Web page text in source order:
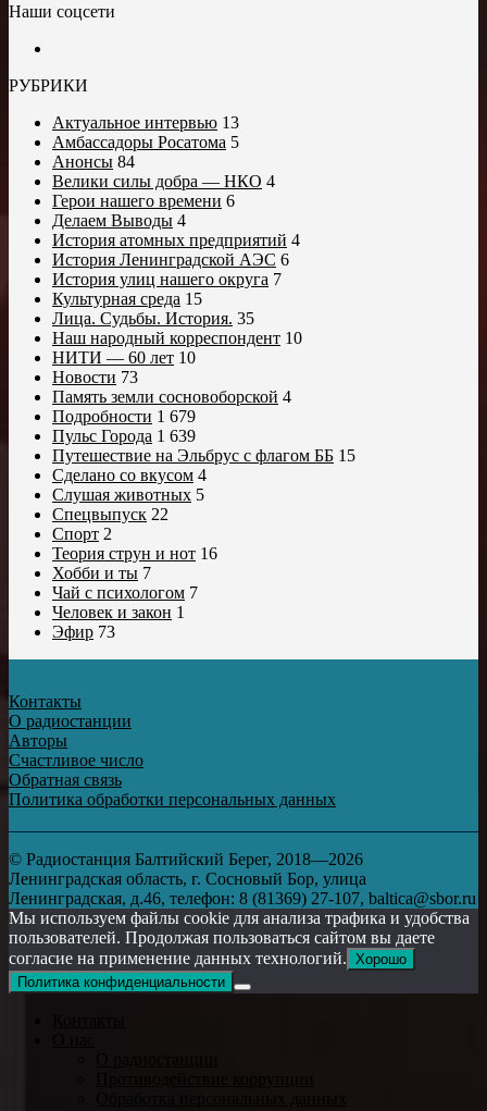
Наши соцсети
РУБРИКИ
Актуальное интервью 13
Амбассадоры Росатома 5
Анонсы 84
Велики силы добра — НКО 4
Герои нашего времени 6
Делаем Выводы 4
История атомных предприятий 4
История Ленинградской АЭС 6
История улиц нашего округа 7
Культурная среда 15
Лица. Судьбы. История. 35
Наш народный корреспондент 10
НИТИ — 60 лет 10
Новости 73
Память земли сосновоборской 4
Подробности 1 679
Пульс Города 1 639
Путешествие на Эльбрус с флагом ББ 15
Сделано со вкусом 4
Слушая животных 5
Спецвыпуск 22
Спорт 2
Теория струн и нот 16
Хобби и ты 7
Чай с психологом 7
Человек и закон 1
Эфир 73
Контакты
О радиостанции
Авторы
Счастливое число
Обратная связь
Политика обработки персональных данных
© Радиостанция Балтийский Берег, 2018—2026
Ленинградская область, г. Сосновый Бор, улица
Ленинградская, д.46, телефон: 8 (81369) 27-107, baltica@sbor.ru
Мы используем файлы cookie для анализа трафика и удобства
пользователей. Продолжая пользоваться сайтом вы даете
согласие на применение данных технологий. Хорошо
Политика конфиденциальности